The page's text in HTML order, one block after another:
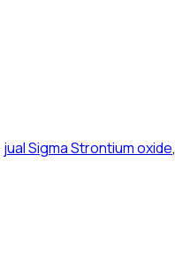
jual Sigma Strontium oxide,